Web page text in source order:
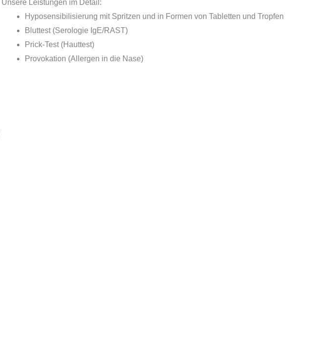
Unsere Leistungen im Detail:
Hyposensibilisierung mit Spritzen und in Formen von Tabletten und Tropfen
Bluttest (Serologie IgE/RAST)
Prick-Test (Hauttest)
Provokation (Allergen in die Nase)